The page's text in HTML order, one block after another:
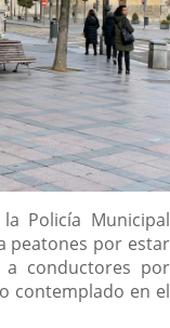
Policía Municipal
peatones por estar
conductores por
contemplado en el